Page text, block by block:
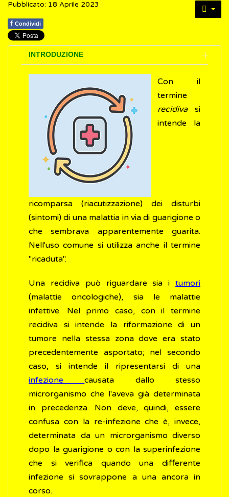
Pubblicato: 18 Aprile 2023
f Condividi
INTRODUZIONE
Con il
termine
recidivasi
intende la
ricomparsa (riacutizzazione) dei disturbi
(sintomi) di una malattia in via di guarigione o
che sembrava apparentemente guarita.
Nell'uso comune si utilizza anche il termine
"ricaduta".
Una recidiva può riguardare sia i tumori
(malattie oncologiche), sia le malattie
infettive. Nel primo caso, con il termine
recidiva si intende la riformazione di un
tumore nella stessa zona dove era stato
precedentemente asportato; nel secondo
caso, si intende il ripresentarsi di una
infezionecausata dallo stesso
microrganismo che l'aveva già determinata
in precedenza. Non deve, quindi, essere
confusa con la re-infezione che è, invece,
determinata da un microrganismo diverso
dopo la guarigione o con la superinfezione
che si verifica quando una differente
infezione si sovrappone a una ancora in
corso.